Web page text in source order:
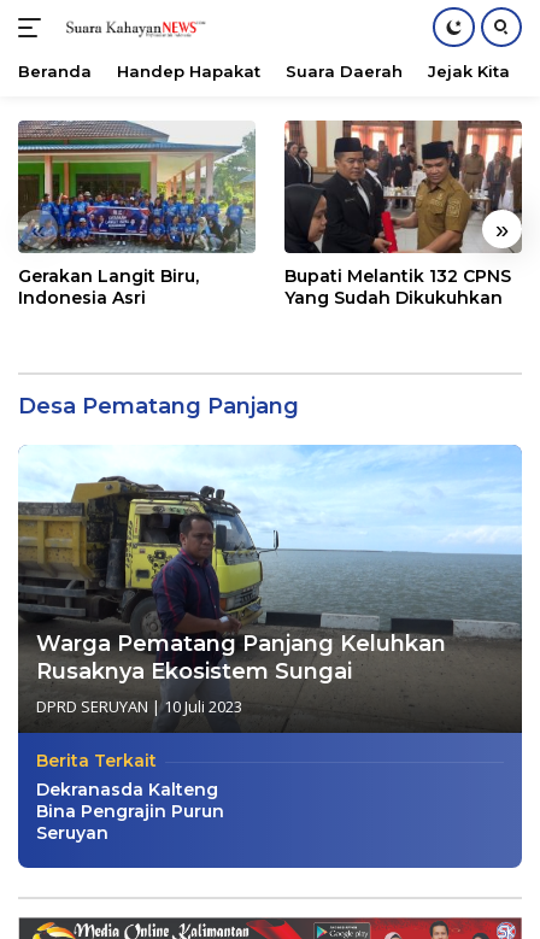
konten
Beranda Handep Hapakat Suara Daerah Jejak Kita
« »
Gerakan Langit Biru,
Indonesia Asri
Bupati Melantik 132 CPNS
Yang Sudah Dikukuhkan
Desa Pematang Panjang
Warga Pematang Panjang Keluhkan
Rusaknya Ekosistem Sungai
DPRD SERUYAN |10 Juli 2023
Berita Terkait
Dekranasda Kalteng
Bina Pengrajin Purun
Seruyan